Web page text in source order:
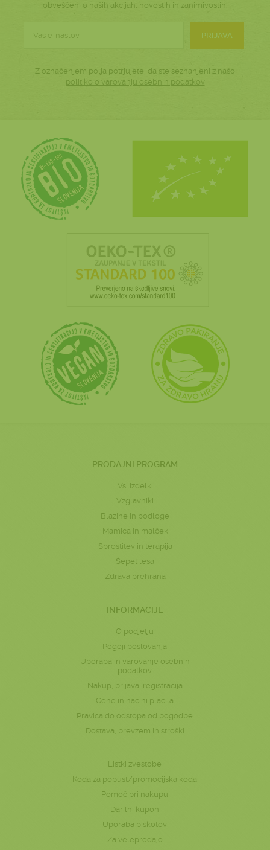
obveščeni o naših akcijah, novostih in zanimivostih.
PRIJAVA
Z označenjem polja potrjujete, da ste seznanjeni z našo
politiko o varovanju osebnih podatkov
PRODAJNI PROGRAM
Vsi izdelki
Vzglavniki
Blazine in podloge
Mamica in malček
Sprostitev in terapija
Šepet lesa
Zdrava prehrana
INFORMACIJE
O podjetju
Pogoji poslovanja
Uporaba in varovanje osebnih
podatkov
Nakup, prijava, registracija
Cene in načini plačila
Pravica do odstopa od pogodbe
Dostava, prevzem in stroški
Listki zvestobe
Koda za popust/promocijska koda
Pomoč pri nakupu
Darilni kupon
Uporaba piškotov
Za veleprodajo